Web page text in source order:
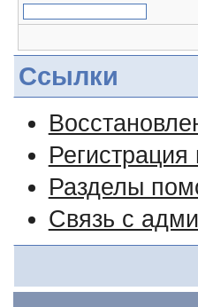
Ссылки
Регистрация
Разделы
Связь с